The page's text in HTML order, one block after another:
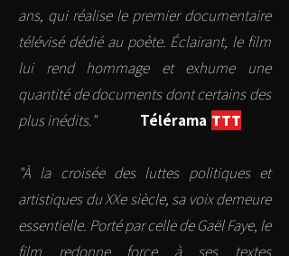
ans, qui réalise le premier documentaire
télévisé dédié au poète. Éclairant, le film
lui rend hommage et exhume une
quantité de documents dont certains des
plus inédits."
Télérama TTT
"À la croisée des luttes politiques et
artistiques du XXe siècle, sa voix demeure
essentielle. Porté par celle de Gaël Faye, le
film redonne force à ses textes